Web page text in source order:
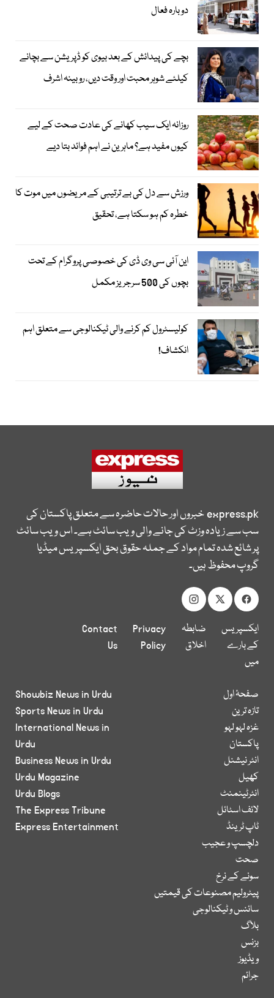
دوبارہ فعال
بچے کی پیدائش کے بعد بیوی کو ڈپریشن سے بچانے
کیلئے شوہر محبت اور وقت دیں، روبینہ اشرف
روزانہ ایک سیب کھانے کی عادت صحت کے لیے
کیوں مفید ہے؟ ماہرین نے اہم فوائد بتا دیے
ورزش سے دل کی بے ترتیبی کے مریضوں میں موت کا
خطرہ کم ہو سکتا ہے، تحقیق
این آئی سی وی ڈی کی خصوصی پروگرام کے تحت
بچوں کی 500 سرجریز مکمل
کولیسٹرول کم کرنے والی ٹیکنالوجی سے متعلق اہم
انکشاف!
express.pkخبروں اور حالات حاضرہ سے متعلق پاکستان کی
سب سے زیادہ وزٹ کی جانے والی ویب سائٹ ہے۔ اس ویب سائٹ
پر شائع شدہ تمام مواد کے جملہ حقوق بحق ایکسپریس میڈیا
گروپ محفوظ ہیں۔
ایکسپریس
کے بارے
میں
ضابطہ
اخلاق
Privacy
Policy
Contact
Us
صفحۂ اول
تازہ ترین
غزہ لہو لہو
پاکستان
انٹر نیشنل
کھیل
انٹرٹینمنٹ
لائف اسٹائل
ٹاپ ٹرینڈ
دلچسپ و عجیب
صحت
سونے کے نرخ
پیٹرولیم مصنوعات کی قیمتیں
سائنس و ٹیکنالوجی
بلاگ
بزنس
ویڈیوز
جرائم
Showbiz News in Urdu
Sports News in Urdu
International News in
Urdu
Business News in Urdu
Urdu Magazine
Urdu Blogs
The Express Tribune
Express Entertainment